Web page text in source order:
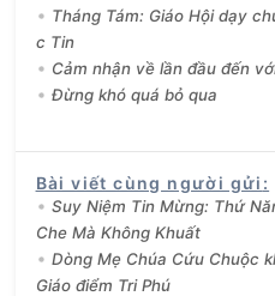
Tháng Tám: Giáo Hội dạy
c Tin
Cảm nhận về lần đầu đến
Đừng khó quá bỏ qua
Bài viết cùng người gửi :
Suy Niệm Tin Mừng: Thứ
Che Mà Không Khuất
Dòng Mẹ Chúa Cứu Chuộc
Giáo điểm Tri Phú